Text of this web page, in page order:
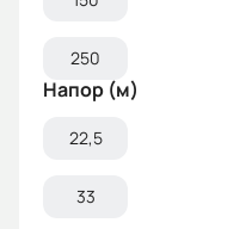
250
Напор (м)
22,5
33